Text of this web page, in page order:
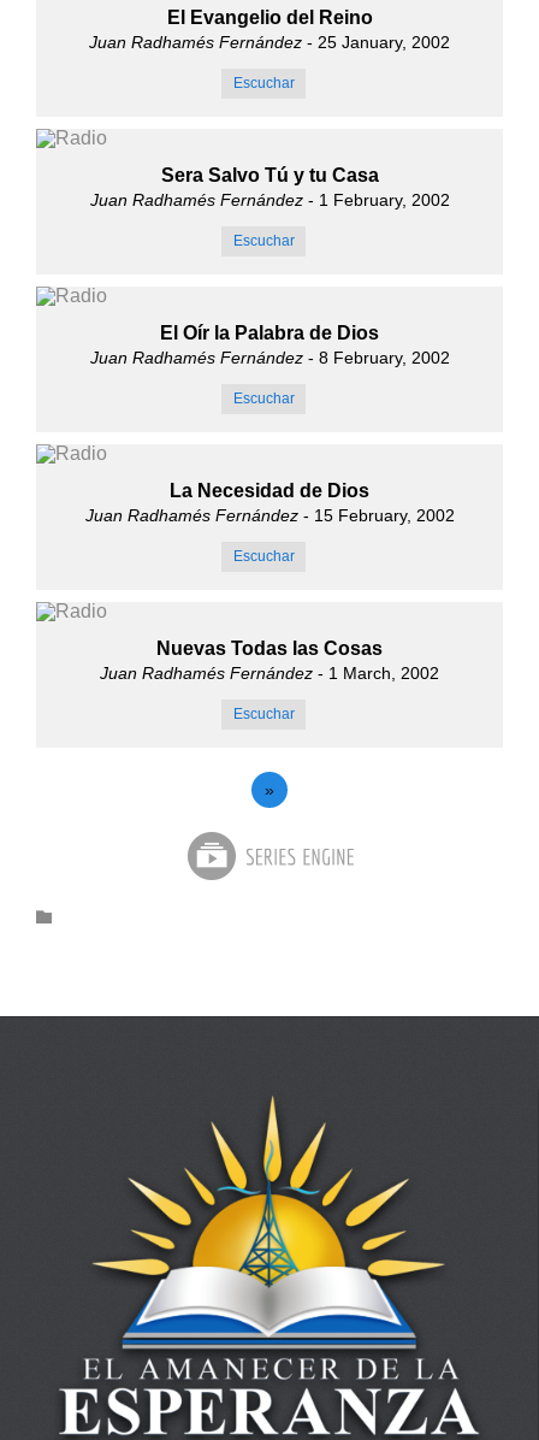
El Evangelio del Reino
Juan Radhamés Fernández - 25 January, 2002
Escuchar
Sera Salvo Tú y tu Casa
Juan Radhamés Fernández- 1 February, 2002
Escuchar
El Oír la Palabra de Dios
Juan Radhamés Fernández- 8 February, 2002
Escuchar
La Necesidad de Dios
Juan Radhamés Fernández- 15 February, 2002
Escuchar
Nuevas Todas las Cosas
Juan Radhamés Fernández - 1 March, 2002
Escuchar
»
